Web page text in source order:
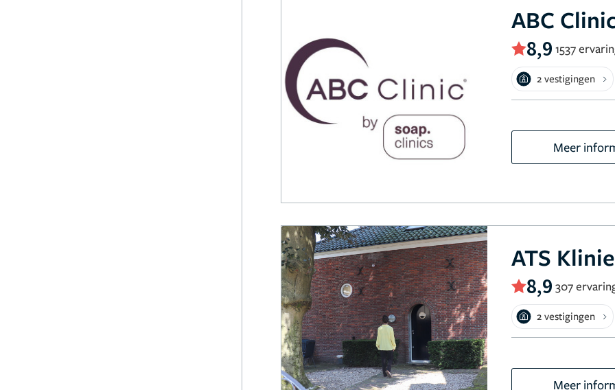
ABC
8,9 1537
2 vestigingen
Meer
ATS
8,9 307
2 vestigingen
Meer